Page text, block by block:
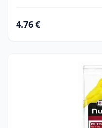
4.76 €